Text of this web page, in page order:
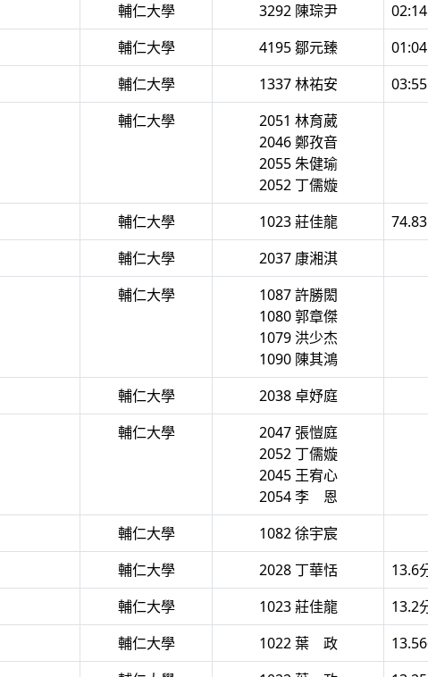
輔仁大學 3292 陳琮尹
輔仁大學 4195 鄒元臻
輔仁大學 1337 林祐安
輔仁大學
2051 林育葳
2046 鄭孜音
2055 朱健瑜
2052 丁儒嫙
輔仁大學 1023 莊佳龍
輔仁大學 2037 康湘淇
輔仁大學
1087 許勝閎
1080 郭章傑
1079 洪少杰
1090 陳其鴻
輔仁大學 2038 卓妤庭
輔仁大學
2047 張愷庭
2052 丁儒嫙
2045 王宥心
2054 李 恩
輔仁大學 1082 徐宇宸
輔仁大學 2028 丁華恬 13.6
輔仁大學 1023 莊佳龍 13.2
輔仁大學 1022 葉 政